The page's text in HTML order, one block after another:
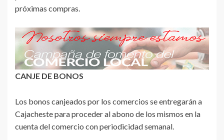
próximas compras.
CANJE DE BONOS
Los bonos canjeados por los comercios se entregarán a
Cajacheste para proceder al abono de los mismos en la
cuenta del comercio con periodicidad semanal.